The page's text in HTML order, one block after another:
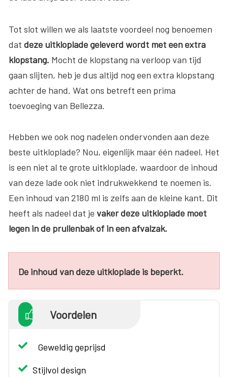
Tot slot willen we als laatste voordeel nog benoemen
dat deze uitkloplade geleverd wordt met een extra
klopstang. Mocht de klopstang na verloop van tijd
gaan slijten, heb je dus altijd nog een extra klopstang
achter de hand. Wat ons betreft een prima
toevoeging van Bellezza.
Hebben we ook nog nadelen ondervonden aan deze
beste uitkloplade? Nou, eigenlijk maar één nadeel. Het
is een niet al te grote uitkloplade, waardoor de inhoud
van deze lade ook niet indrukwekkend te noemen is.
Een inhoud van 2180 ml is zelfs aan de kleine kant. Dit
heeft als nadeel dat je vaker deze uitkloplade moet
legen in de prullenbak of in een afvalzak.
De inhoud van deze uitkloplade is beperkt.
Voordelen
Geweldig geprijsd
Stijlvol design